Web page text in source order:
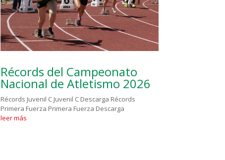
Récords del Campeonato
Nacional de Atletismo 2026
Récords Juvenil C Juvenil C Descarga Récords
Primera Fuerza Primera Fuerza Descarga
leer más